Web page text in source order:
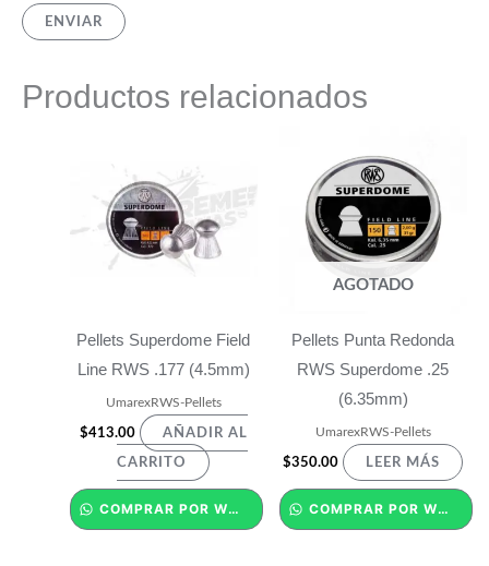
Productos relacionados
Pellets Superdome Field
Line RWS .177 (4.5mm)
UmarexRWS-Pellets
$413.00 AÑADIR AL
CARRITO
COMPRAR POR WHATSAPP
AGOTADO
Pellets Punta Redonda
RWS Superdome .25
(6.35mm)
UmarexRWS-Pellets
$350.00 LEER MÁS
COMPRAR POR WHATSAPP